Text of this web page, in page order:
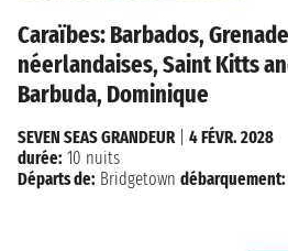
Caraïbes: Barbados,
néerlandaises, Saint Kitts
Barbuda, Dominique
SEVEN SEAS GRANDEUR| 4 FÉVR. 2028
durée: 10 nuits
Départs de: Bridgetown débarquement: